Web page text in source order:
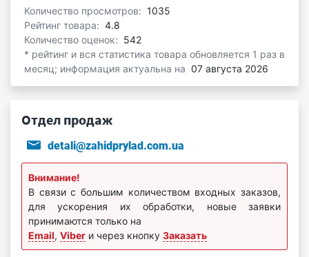
Количество просмотров: 1035
Рейтинг товара: 4.8
Количество оценок: 542
* рейтинг и вся статистика товара обновляется 1 раз в
месяц; информация актуальна на 07 августа 2026
Отдел продаж
detali@zahidprylad.com.ua
Внимание!
В связи с большим количеством входных заказов,
для ускорения их обработки, новые заявки
принимаются только на
Email, Viber и через кнопку Заказать